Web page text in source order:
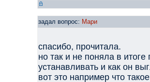
задал вопрос: Мари
спасибо, прочитала.
но так и не поняла в
устанавливать и как он
вот это например что